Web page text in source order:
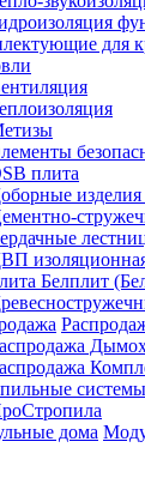
плита
изделия
Белплит